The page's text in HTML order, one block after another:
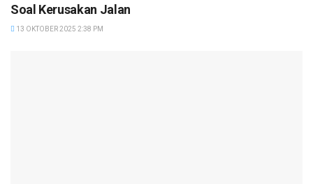
Soal Kerusakan Jalan
13 OKTOBER 2025 2:38 PM